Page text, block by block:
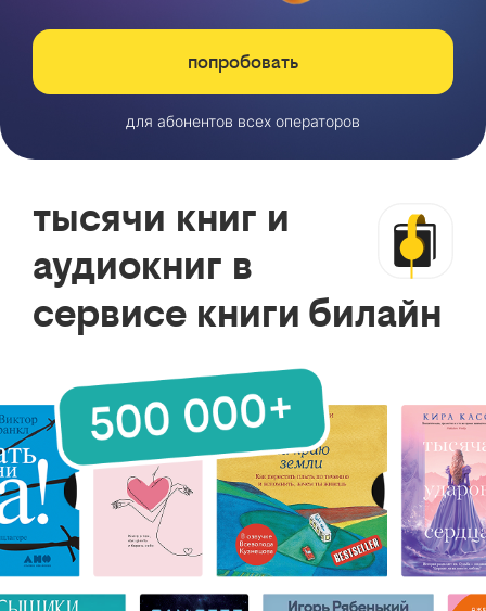
попробовать
для абонентов всех операторов
тысячи книг и
аудиокниг в
сервисе книги билайн